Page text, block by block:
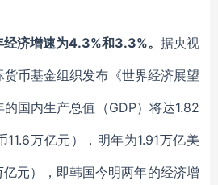
济增速为4.3%和3.3%。 据央视
币基金组织发布《世界经济展望
国内生产总值（GDP）将达1.82
万亿元），明年为1.91万亿美
元），即韩国今明两年的经济增